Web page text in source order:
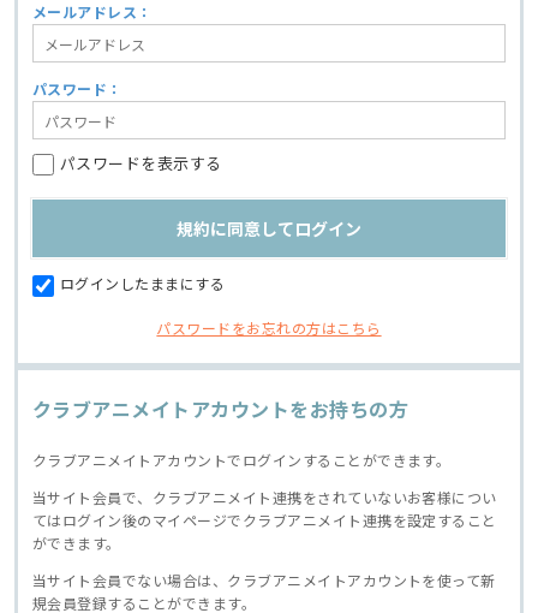
メールアドレス：
パスワード：
パスワードを表示する
ログインしたままにする
パスワードをお忘れの方はこちら
クラブアニメイトアカウントをお持ちの方
クラブアニメイトアカウントでログインすることができます。
当サイト会員で、クラブアニメイト連携をされていないお客様につい
てはログイン後のマイページでクラブアニメイト連携を設定すること
ができます。
当サイト会員でない場合は、クラブアニメイトアカウントを使って新
規会員登録することができます。